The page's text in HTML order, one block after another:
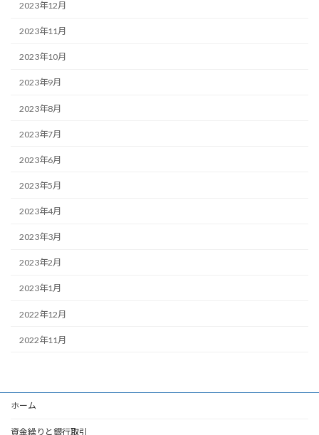
2023年12月
2023年11月
2023年10月
2023年9月
2023年8月
2023年7月
2023年6月
2023年5月
2023年4月
2023年3月
2023年2月
2023年1月
2022年12月
2022年11月
ホーム
資金繰りと銀行取引